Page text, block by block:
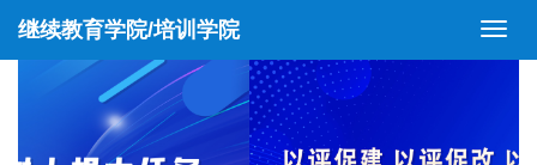
切
继续教育学院/培训学院